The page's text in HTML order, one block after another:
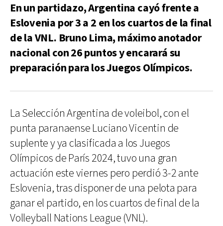
En un partidazo, Argentina cayó frente a
Eslovenia por 3 a 2 en los cuartos de la final
de la VNL. Bruno Lima, máximo anotador
nacional con 26 puntos y encarará su
preparación para los Juegos Olímpicos.
La Selección Argentina de voleibol, con el
punta paranaense Luciano Vicentin de
suplente y ya clasificada a los Juegos
Olímpicos de París 2024, tuvo una gran
actuación este viernes pero perdió 3-2 ante
Eslovenia, tras disponer de una pelota para
ganar el partido, en los cuartos de final de la
Volleyball Nations League (VNL).